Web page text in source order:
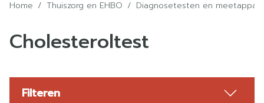
Home / Thuiszorg en EHBO / Diagnosetesten en
Cholesteroltest
Filteren